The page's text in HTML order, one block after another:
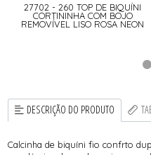
27702 - 260 TOP DE BIQUÍNI
CORTININHA COM BOJO
REMOVÍVEL LISO ROSA NEON
DESCRIÇÃO DO PRODUTO
Calcinha de biquíni fio confrto